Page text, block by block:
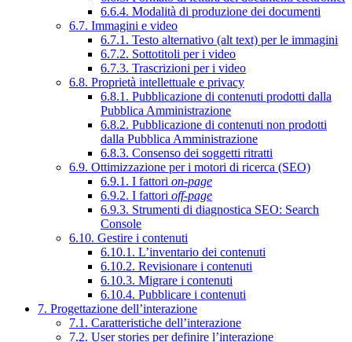
6.6.4. Modalità di produzione dei documenti
6.7. Immagini e video
6.7.1. Testo alternativo (alt text) per le immagini
6.7.2. Sottotitoli per i video
6.7.3. Trascrizioni per i video
6.8. Proprietà intellettuale e privacy
6.8.1. Pubblicazione di contenuti prodotti dalla
Pubblica Amministrazione
6.8.2. Pubblicazione di contenuti non prodotti
dalla Pubblica Amministrazione
6.8.3. Consenso dei soggetti ritratti
6.9. Ottimizzazione per i motori di ricerca (SEO)
6.9.1. I fattori on-page
6.9.2. I fattori off-page
6.9.3. Strumenti di diagnostica SEO: Search
Console
6.10. Gestire i contenuti
6.10.1. L’inventario dei contenuti
6.10.2. Revisionare i contenuti
6.10.3. Migrare i contenuti
6.10.4. Pubblicare i contenuti
7. Progettazione dell’interazione
7.1. Caratteristiche dell’interazione
7.2. User stories per definire l’interazione